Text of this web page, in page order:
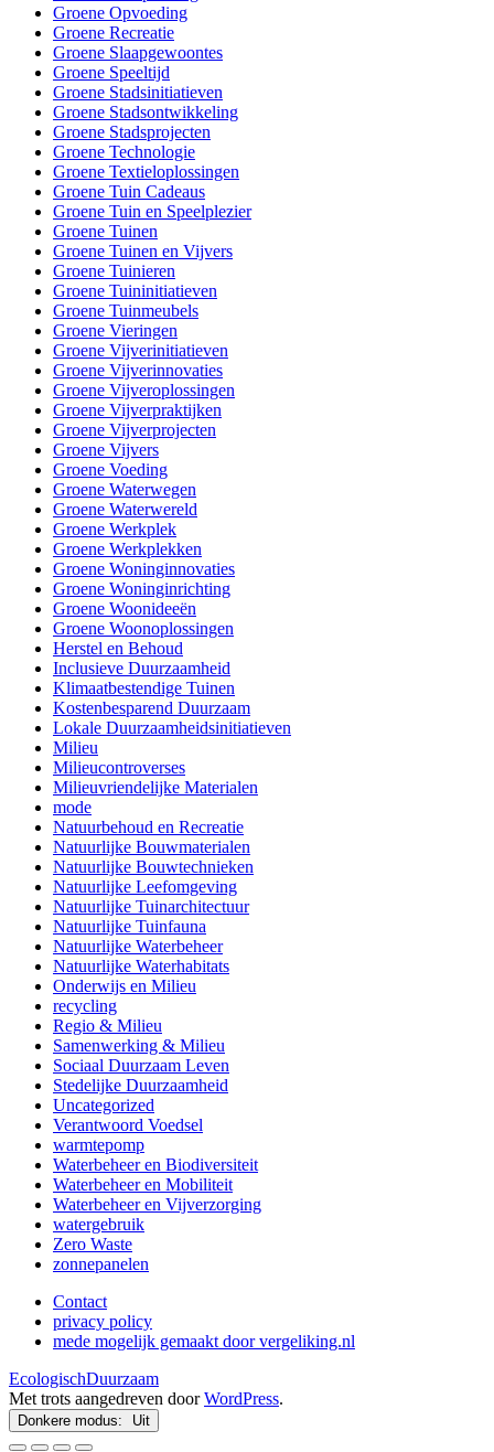
Groene Opvoeding
Groene Recreatie
Groene Slaapgewoontes
Groene Speeltijd
Groene Stadsinitiatieven
Groene Stadsontwikkeling
Groene Stadsprojecten
Groene Technologie
Groene Textieloplossingen
Groene Tuin Cadeaus
Groene Tuin en Speelplezier
Groene Tuinen
Groene Tuinen en Vijvers
Groene Tuinieren
Groene Tuininitiatieven
Groene Tuinmeubels
Groene Vieringen
Groene Vijverinitiatieven
Groene Vijverinnovaties
Groene Vijveroplossingen
Groene Vijverpraktijken
Groene Vijverprojecten
Groene Vijvers
Groene Voeding
Groene Waterwegen
Groene Waterwereld
Groene Werkplek
Groene Werkplekken
Groene Woninginnovaties
Groene Woninginrichting
Groene Woonideeën
Groene Woonoplossingen
Herstel en Behoud
Inclusieve Duurzaamheid
Klimaatbestendige Tuinen
Kostenbesparend Duurzaam
Lokale Duurzaamheidsinitiatieven
Milieu
Milieucontroverses
Milieuvriendelijke Materialen
mode
Natuurbehoud en Recreatie
Natuurlijke Bouwmaterialen
Natuurlijke Bouwtechnieken
Natuurlijke Leefomgeving
Natuurlijke Tuinarchitectuur
Natuurlijke Tuinfauna
Natuurlijke Waterbeheer
Natuurlijke Waterhabitats
Onderwijs en Milieu
recycling
Regio & Milieu
Samenwerking & Milieu
Sociaal Duurzaam Leven
Stedelijke Duurzaamheid
Uncategorized
Verantwoord Voedsel
warmtepomp
Waterbeheer en Biodiversiteit
Waterbeheer en Mobiliteit
Waterbeheer en Vijverzorging
watergebruik
Zero Waste
zonnepanelen
Contact
privacy policy
mede mogelijk gemaakt door vergeliking.nl
EcologischDuurzaam
Met trots aangedreven doorWordPress.
Donkere modus: